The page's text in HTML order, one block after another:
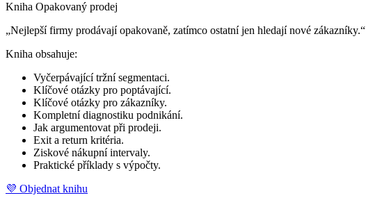
Kniha Opakovaný prodej
„Nejlepší firmy prodávají opakovaně, zatímco ostatní jen hledají nové zákazníky.“
Kniha obsahuje:
Vyčerpávající tržní segmentaci.
Klíčové otázky pro poptávající.
Klíčové otázky pro zákazníky.
Kompletní diagnostiku podnikání.
Jak argumentovat při prodeji.
Exit a return kritéria.
Ziskové nákupní intervaly.
Praktické příklady s výpočty.
💜 Objednat knihu